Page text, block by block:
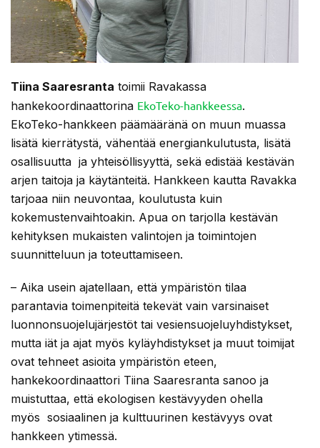
Tiina Saaresranta toimii Ravakassa
hankekoordinaattorina EkoTeko-hankkeessa.
EkoTeko-hankkeen päämääränä on muun muassa
lisätä kierrätystä, vähentää energiankulutusta, lisätä
osallisuutta ja yhteisöllisyyttä, sekä edistää kestävän
arjen taitoja ja käytänteitä. Hankkeen kautta Ravakka
tarjoaa niin neuvontaa, koulutusta kuin
kokemustenvaihtoakin. Apua on tarjolla kestävän
kehityksen mukaisten valintojen ja toimintojen
suunnitteluun ja toteuttamiseen.
– Aika usein ajatellaan, että ympäristön tilaa
parantavia toimenpiteitä tekevät vain varsinaiset
luonnonsuojelujärjestöt tai vesiensuojeluyhdistykset,
mutta iät ja ajat myös kyläyhdistykset ja muut toimijat
ovat tehneet asioita ympäristön eteen,
hankekoordinaattori Tiina Saaresranta sanoo ja
muistuttaa, että ekologisen kestävyyden ohella
myös sosiaalinen ja kulttuurinen kestävyys ovat
hankkeen ytimessä.